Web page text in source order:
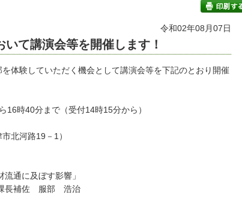
印刷する
令和02年08月07日
て講演会等を開催します！
体験していただく機会として講演会等を下記のとおり開催
時40分まで（受付14時15分から）
北河路19－1）
通に及ぼす影響」
補佐 服部 浩治